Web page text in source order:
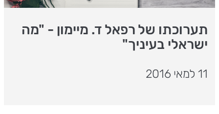
תערוכתו של רפאל ד. מיימון - "מה
ישראלי בעיניך"
11 למאי 2016